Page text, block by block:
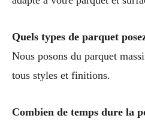
Quels types de parquet
Nous posons du parquet
tous styles et finitions.
Combien de temps dure la